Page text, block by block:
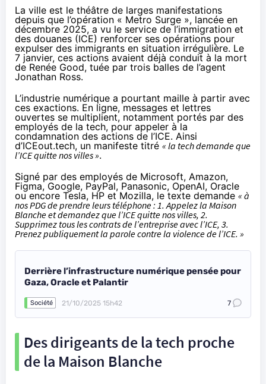
La ville est le théâtre de larges manifestations
depuis que l’opération « Metro Surge », lancée en
décembre 2025, a vu le service de l’immigration et
des douanes (ICE) renforcer ses opérations pour
expulser des immigrants en situation irrégulière. Le
7 janvier, ces actions avaient déjà conduit à la mort
de Renée Good, tuée par trois balles de l’agent
Jonathan Ross.
L’industrie numérique a pourtant maille à partir avec
ces exactions. En ligne,messages et lettres
ouvertes se multiplient, notamment portés par des
employés de la tech, pour appeler à la
condamnation des actions de l’ICE. Ainsi
d’ICEout.tech, un manifeste titré « la tech demande que
l’ICE quitte nos villes ».
Signé par des employés de Microsoft, Amazon,
Figma, Google, PayPal, Panasonic, OpenAI, Oracle
ou encore Tesla, HP et Mozilla, le texte demande « à
nos PDG de prendre leurs téléphone : 1. Appelez la Maison
Blanche et demandez que l’ICE quitte nos villes, 2.
Supprimez tous les contrats de l’entreprise avec l’ICE, 3.
Prenez publiquement la parole contre la violence de l’ICE. »
Derrière l’infrastructure numérique pensée pour
Gaza, Oracle et Palantir
Société 21/10/2025 15h42 7
Des dirigeants de la tech proche
de la Maison Blanche